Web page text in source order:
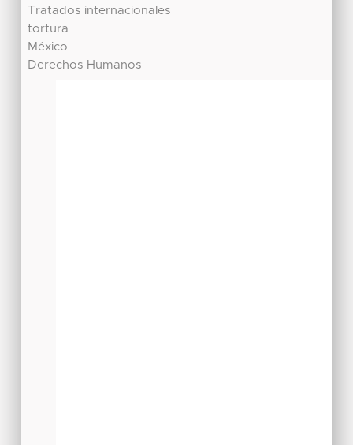
Tratados internacionales
tortura
México
Derechos Humanos